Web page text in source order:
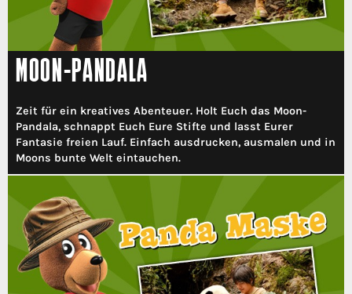
MOON-PANDALA
Zeit für ein kreatives Abenteuer. Holt Euch das Moon-
Pandala, schnappt Euch Eure Stifte und lasst Eurer
Fantasie freien Lauf. Einfach ausdrucken, ausmalen und in
Moons bunte Welt eintauchen.